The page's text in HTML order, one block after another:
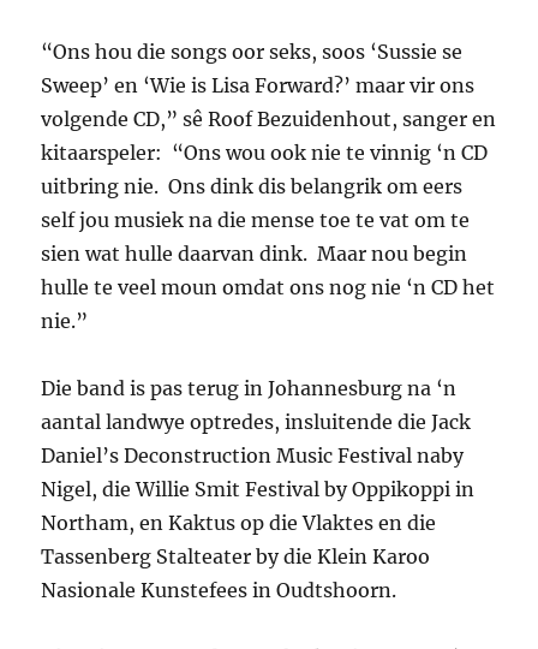
“Ons hou die songs oor seks, soos ‘Sussie se
Sweep’ en ‘Wie is Lisa Forward?’ maar vir ons
volgende CD,” sê Roof Bezuidenhout, sanger en
kitaarspeler: “Ons wou ook nie te vinnig ‘n CD
uitbring nie. Ons dink dis belangrik om eers
self jou musiek na die mense toe te vat om te
sien wat hulle daarvan dink. Maar nou begin
hulle te veel moun omdat ons nog nie ‘n CD het
nie.”
Die band is pas terug in Johannesburg na ‘n
aantal landwye optredes, insluitende die Jack
Daniel’s Deconstruction Music Festival naby
Nigel, die Willie Smit Festival by Oppikoppi in
Northam, en Kaktus op die Vlaktes en die
Tassenberg Stalteater by die Klein Karoo
Nasionale Kunstefees in Oudtshoorn.